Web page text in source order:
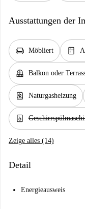
Ausstattungen der
chair Möbliert kitchen
balcony Balkon oder
water_heater Naturgasheizung
dishwasher_gen
Zeige alles (14)
Detail
Energieausweis